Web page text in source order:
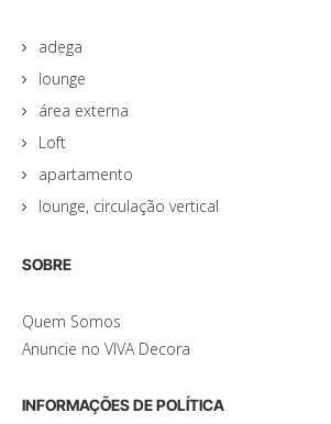
adega
lounge
área externa
Loft
apartamento
lounge, circulação vertical
SOBRE
Quem Somos
Anuncie no VIVA Decora
INFORMAÇÕES DE POLÍTICA